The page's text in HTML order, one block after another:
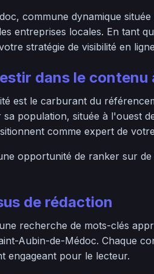
commune dynamique
entreprises locales. En tant
stratégie de visibilité en
dans le
est le carburant du
sa population, située à l'ouest
comme expert de
opportunité de ranker sur
de rédaction
recherche de mots-clés
Aubin-de-Médoc. Chaque
engageant pour le lecteur.